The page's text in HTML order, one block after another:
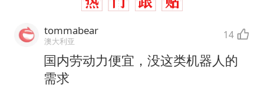
tommabear
澳大利亚 14
国内劳动力便宜，没这类机器人的
需求